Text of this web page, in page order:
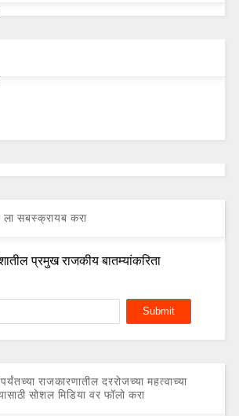
ला सबस्क्रायब करा
प्रमुख राजकीय बातम्यांकरिता
राजकारणातील दररोजच्या महत्वाच्या
सोशल मिडिया वर फॉलो करा